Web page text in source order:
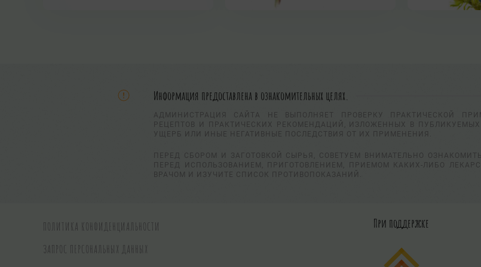
Информация предоставлена в ознакомительных целях.
АДМИНИСТРАЦИЯ САЙТА НЕ ВЫПОЛНЯЕТ ПРОВЕРКУ ПРАКТИЧЕСКОЙ
РЕЦЕПТОВ И ПРАКТИЧЕСКИХ РЕКОМЕНДАЦИЙ, ИЗЛОЖЕННЫХ В
УЩЕРБ ИЛИ ИНЫЕ НЕГАТИВНЫЕ ПОСЛЕДСТВИЯ ОТ ИХ ПРИМЕНЕНИЯ.
ПЕРЕД СБОРОМ И ЗАГОТОВКОЙ СЫРЬЯ, СОВЕТУЕМ ВНИМАТЕЛЬНО
ПЕРЕД ИСПОЛЬЗОВАНИЕМ, ПРИГОТОВЛЕНИЕМ, ПРИЕМОМ КАКИХ-ЛИБО
ВРАЧОМ И ИЗУЧИТЕ СПИСОК ПРОТИВОПОКАЗАНИЙ.
ПОЛИТИКА КОНФИДЕНЦИАЛЬНОСТИ
ЗАПРОС ПЕРСОНАЛЬНЫХ ДАННЫХ
При поддержке